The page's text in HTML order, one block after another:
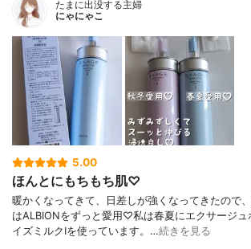
たまに出没する主婦
にゃにゃこ
5.00
ほんとにもちもち肌♡
暖かくなってきて、日差しが強くなってきたので
はALBIONをずっと愛用♡私は春夏にエクサージュ
イズミルクⅠを使っています。…続きを見る